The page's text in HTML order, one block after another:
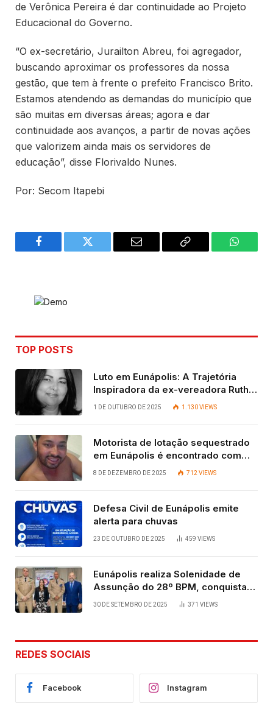
de Verônica Pereira é dar continuidade ao Projeto
Educacional do Governo.
“O ex-secretário, Jurailton Abreu, foi agregador,
buscando aproximar os professores da nossa
gestão, que tem à frente o prefeito Francisco Brito.
Estamos atendendo as demandas do município que
são muitas em diversas áreas; agora e dar
continuidade aos avanços, a partir de novas ações
que valorizem ainda mais os servidores de
educação”, disse Florivaldo Nunes.
Por: Secom Itapebi
Facebook Twitter Email
Copy
TOP POSTS
Luto em Eunápolis: A Trajetória
Inspiradora da ex-vereadora Ruth
Contadora
1 DE OUTUBRO DE 2025 1.130VIEWS
Motorista de lotação sequestrado
em Eunápolis é encontrado com
vida após quatro dias.
8 DE DEZEMBRO DE 2025 712 VIEWS
Defesa Civil de Eunápolis emite
alerta para chuvas
23 DE OUTUBRO DE 2025 459 VIEWS
Eunápolis realiza Solenidade de
Assunção do 28º BPM, conquista
viabilizada por articulação política
30 DE SETEMBRO DE 2025 371 VIEWS
REDES SOCIAIS
Facebook Instagram